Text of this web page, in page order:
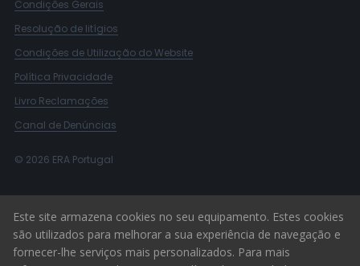
Condições Gerais
Resolução de litígios
Condições de Utilização do Website
Política Privacidade
Livro Reclamações
Canal de Denúncias
© 2026 ERA Portugal
Este site armazena cookies no seu equipamento. Estes cookies
são utilizados para melhorar a sua experiência de navegação e
fornecer-lhe serviços mais personalizados. Para mais